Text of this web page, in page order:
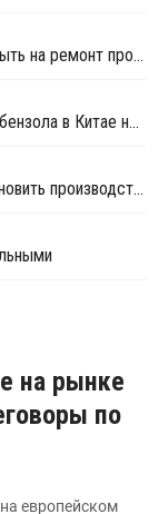
Sinopec Qilu Petrochemical планирует закрыть на ремонт производство стирола в Китае на ремонт
Sinopec снова поднял сентябрьские цены бензола в Китае на CNY100 за тонну
Sinopec Jiujiang планирует 8 ноября возобновить производство стирола в провинции Цзянси
на рынке
по
европейском